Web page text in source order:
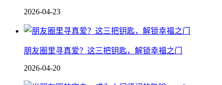
2026-04-23
朋友圈里寻真爱？这三把钥匙，解锁幸福之门
2026-04-20